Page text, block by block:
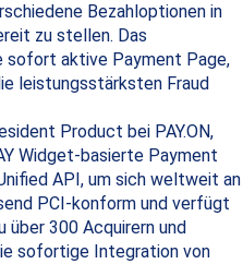
Bezahloptionen in
zu stellen. Das
sofort aktive Payment Page,
leistungsstärksten Fraud
Product bei PAY.ON,
Widget-basierte Payment
API, um sich weltweit an
PCI-konform und verfügt
über 300 Acquirern und
sofortige Integration von